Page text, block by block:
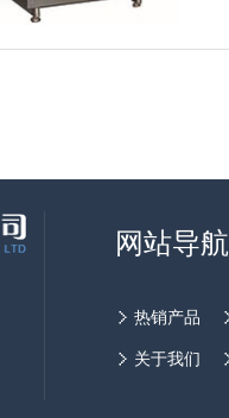
网站导航
热销产品
关于我们